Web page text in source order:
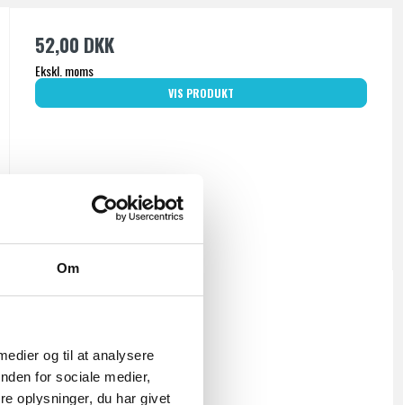
Om
og til at analysere
for sociale medier,
oplysninger, du har givet
52,00 DKK
Ekskl. moms
VIS PRODUKT